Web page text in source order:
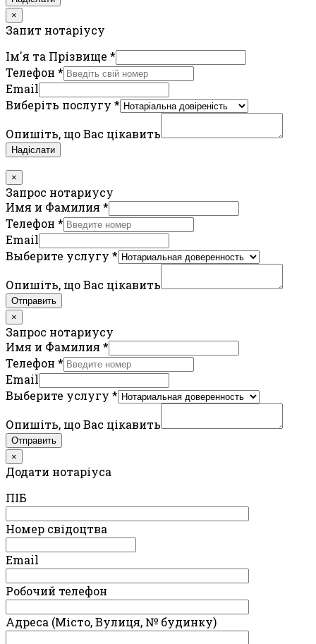
×
Запит нотаріусу
Ім'я та Прізвище *
Телефон *
Email
Виберіть послугу *
Опишіть, що Вас цікавить
Надіслати
×
Запрос нотариусу
Имя и Фамилия *
Телефон *
Email
Выберите услугу *
Опишіть, що Вас цікавить
Отправить
×
Запрос нотариусу
Имя и Фамилия *
Телефон *
Email
Выберите услугу *
Опишіть, що Вас цікавить
Отправить
×
Додати нотаріуса
ПIБ
Номер свідоцтва
Email
Робочий телефон
Адреса (Місто, Вулиця, № будинку)